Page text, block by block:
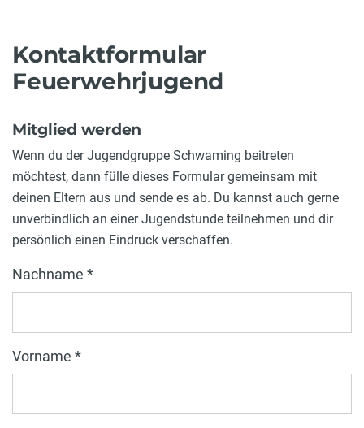
Kontaktformular
Feuerwehrjugend
Mitglied werden
Wenn du der Jugendgruppe Schwaming beitreten
möchtest, dann fülle dieses Formular gemeinsam mit
deinen Eltern aus und sende es ab. Du kannst auch gerne
unverbindlich an einer Jugendstunde teilnehmen und dir
persönlich einen Eindruck verschaffen.
Nachname *
Vorname *